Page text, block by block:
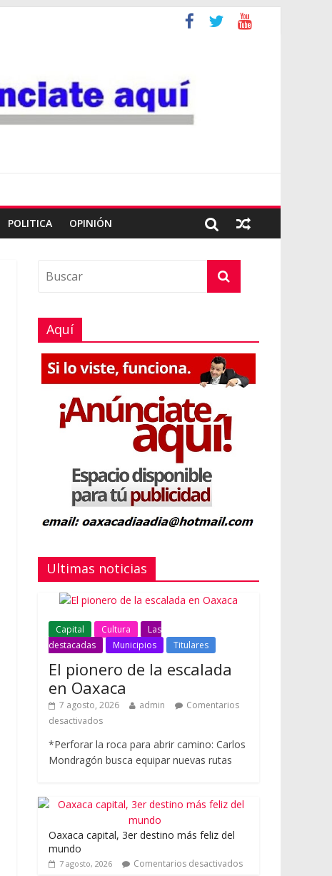
POLITICA OPINIÓN
Aquí
Ultimas noticias
Capital Cultura
Las
destacadas
Municipios Titulares
El pionero de la escalada
en Oaxaca
7 agosto, 2026 admin
Comentarios
desactivados
*Perforar la roca para abrir camino: Carlos
Mondragón busca equipar nuevas rutas
Oaxaca capital, 3er destino más feliz del
mundo
7 agosto, 2026 Comentarios desactivados